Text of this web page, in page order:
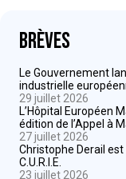
Brèves
Le Gouvernement
industrielle
29 juillet 2026
L’Hôpital Européen
édition de l’Appel à
27 juillet 2026
Christophe Derail
C.U.R.I.E.
23 juillet 2026